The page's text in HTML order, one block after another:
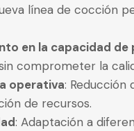
línea de cocción
en la capacidad de
comprometer la
operativa:
de recursos.
: Adaptación a